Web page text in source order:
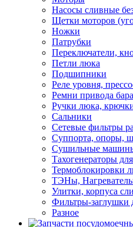
Насосы сливные
Щетки моторов
Ножки
Патрубки
Переключатели,
Петли люка
Подшипники
Реле уровня,
Ремни привода
Ручки люка,
Сальники
Сетевые фильтры
Суппорта, опоры,
Сушильные
Тахогенераторы
Термоблокировки
ТЭНы,
Улитки, корпуса
Фильтры-заглушки
Разное